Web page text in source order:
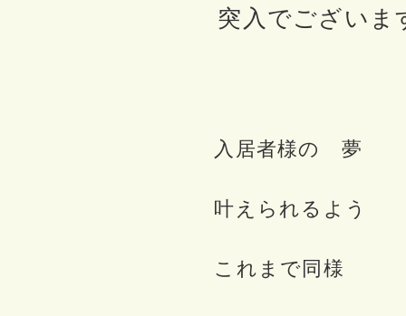
突入でございま
入居者様の 夢
叶えられるよう
これまで同様